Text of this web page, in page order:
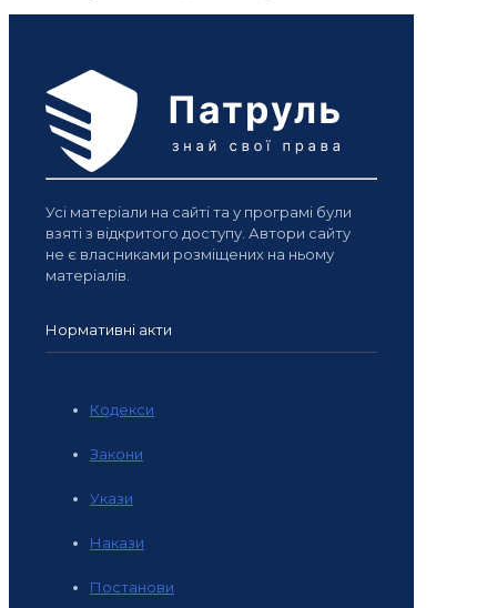
Усі матеріали на сайті та у програмі були
взяті з відкритого доступу. Автори сайту
не є власниками розміщених на ньому
матеріалів.
Нормативні акти
Кодекси
Закони
Укази
Накази
Постанови